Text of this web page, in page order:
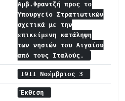
Αμβ.Φραντζή προς το
Υπουργείο Στρατιωτικών
σχετικά με την
επικείμενη κατάληψη
των νησιών του Αιγαίου
από τους Ιταλούς.
1911 Νοέμβριος 3
Έκθεση